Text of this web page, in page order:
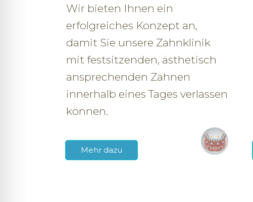
Wir bieten Ihnen ein
erfolgreiches Konzept an,
damit Sie unsere Zahnklinik
mit festsitzenden, ästhetisch
ansprechenden Zähnen
innerhalb eines Tages verlassen
können.
Mehr dazu